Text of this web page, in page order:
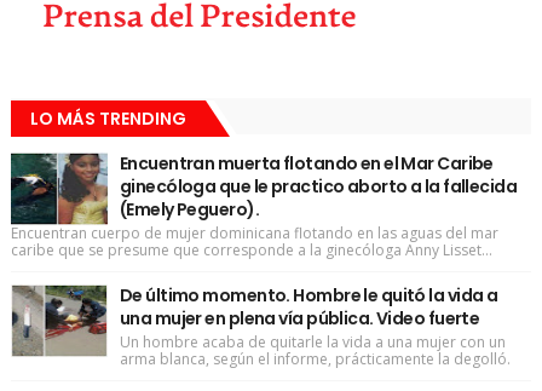
LO MÁS TRENDING
Encuentran muerta flotando en el Mar Caribe
ginecóloga que le practico aborto a la fallecida
(Emely Peguero).
Encuentran cuerpo de mujer dominicana flotando en las aguas del mar
caribe que se presume que corresponde a la ginecóloga Anny Lisset...
De último momento. Hombre le quitó la vida a
una mujer en plena vía pública. Video fuerte
Un hombre acaba de quitarle la vida a una mujer con un
arma blanca, según el informe, prácticamente la degolló.